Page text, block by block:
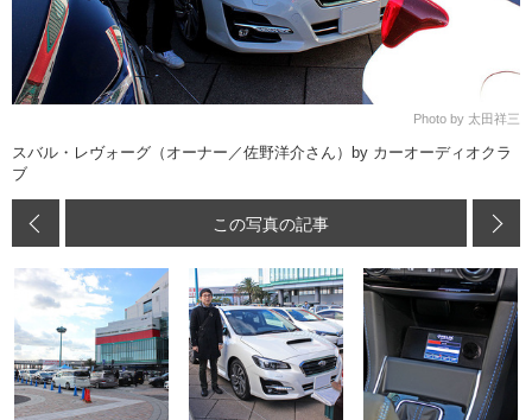
Photo by 太田祥三
スバル・レヴォーグ（オーナー／佐野洋介さん）by カーオーディオクラ
ブ
この写真の記事